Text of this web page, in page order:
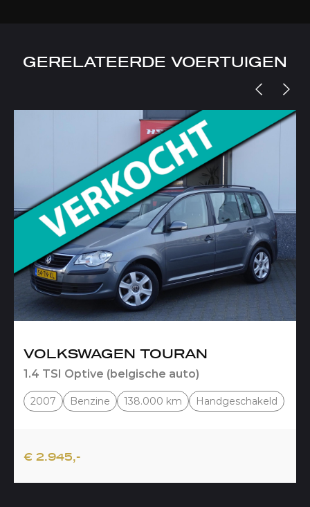
GERELATEERDE VOERTUIGEN
VOLKSWAGEN TOURAN
1.4 TSI Optive (belgische auto)
2007 Benzine 138.000 km Handgeschakeld
€ 2.945,-